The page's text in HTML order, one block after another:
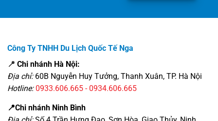
Công Ty TNHH Du Lịch Quốc Tế Nga
📍 Chi nhánh Hà Nội:
Địa chỉ:60B Nguyễn Huy Tưởng, Thanh Xuân, TP. Hà Nội
Hotline: 0933.606.665 - 0934.606.665
📍Chi nhánh Ninh Bình